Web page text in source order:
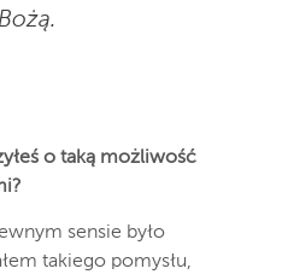
Bożą.
o taką możliwość
sensie było
takiego pomysłu,